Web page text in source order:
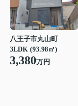
八王子市丸山町
3LDK (93.98㎡)
3,380万円